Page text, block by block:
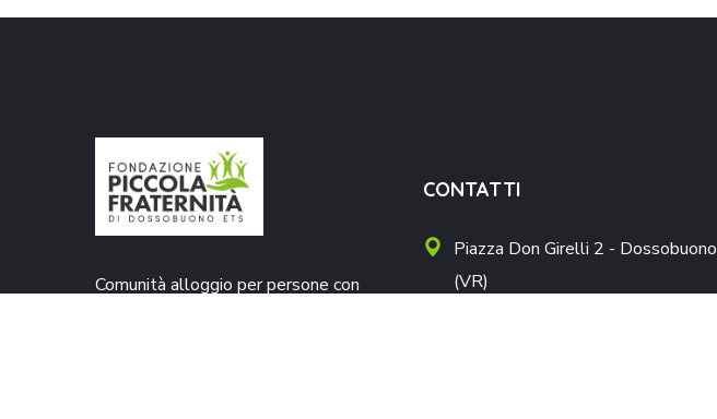
Comunità alloggio per persone con
CONTATTI
Piazza Don Girelli 2 - Dossobuono
(VR)